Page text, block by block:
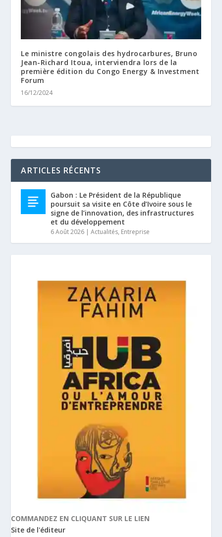
Le ministre congolais des hydrocarbures, Bruno
Jean-Richard Itoua, interviendra lors de la
première édition du Congo Energy & Investment
Forum
16/12/2024
ARTICLES RÉCENTS
Gabon : Le Président de la République
poursuit sa visite en Côte d’Ivoire sous le
signe de l’innovation, des infrastructures
et du développement
6 Août 2026 |Actualités, Entreprise
COMMANDEZ EN CLIQUANT SUR LE LIEN
Site de l'éditeur